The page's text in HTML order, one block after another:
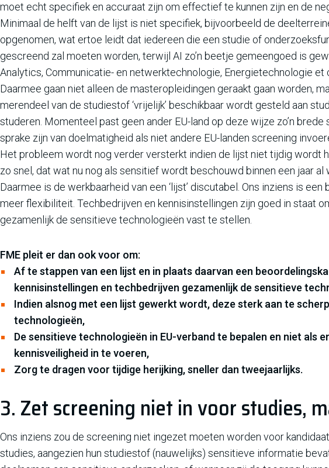
moet echt specifiek en accuraat zijn om effectief te kunnen zijn en de
Minimaal de helft van de lijst is niet specifiek, bijvoorbeeld de
opgenomen, wat ertoe leidt dat iedereen die een studie of
gescreend zal moeten worden, terwijl AI zo’n beetje gemeengoed is
Analytics, Communicatie- en netwerktechnologie, Energietechnologie et
Daarmee gaan niet alleen de masteropleidingen geraakt gaan worden,
merendeel van de studiestof ‘vrijelijk’ beschikbaar wordt gesteld aan
studeren. Momenteel past geen ander EU-land op deze wijze zo’n
sprake zijn van doelmatigheid als niet andere EU-landen screening
Het probleem wordt nog verder versterkt indien de lijst niet tijdig wordt
zo snel, dat wat nu nog als sensitief wordt beschouwd binnen een jaar
Daarmee is de werkbaarheid van een ‘lijst’ discutabel. Ons inziens is
meer flexibiliteit. Techbedrijven en kennisinstellingen zijn goed in staat
gezamenlijk de sensitieve technologieën vast te stellen.
FME pleit er dan ook voor om:
Af te stappen van een lijst en in plaats daarvan een
kennisinstellingen en techbedrijven gezamenlijk de sensitieve
Indien alsnog met een lijst gewerkt wordt, deze sterk aan te
technologieën,
De sensitieve technologieën in EU-verband te bepalen en niet als
kennisveiligheid in te voeren,
Zorg te dragen voor tijdige herijking, sneller dan tweejaarlijks.
3. Zet screening niet in voor studies,
Ons inziens zou de screening niet ingezet moeten worden voor
studies, aangezien hun studiestof (nauwelijks) sensitieve informatie